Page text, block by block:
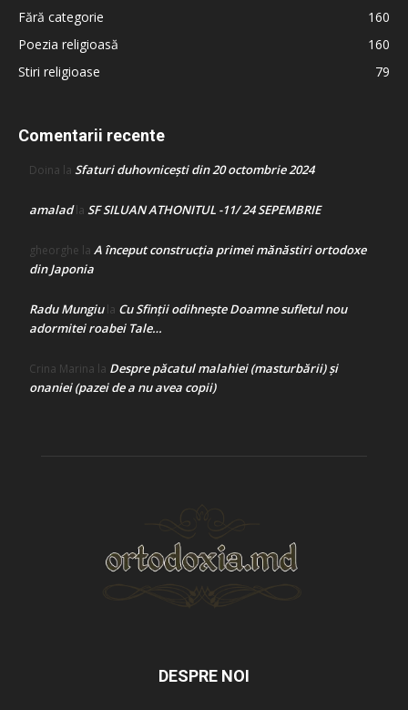
Fără categorie
160
Poezia religioasă
160
Stiri religioase
79
Comentarii recente
Doina la Sfaturi duhovnicești din 20 octombrie 2024
amaladla SF SILUAN ATHONITUL -11/ 24 SEPEMBRIE
gheorghe la A început construcţia primei mănăstiri ortodoxe
din Japonia
Radu Mungiula Cu Sfinții odihnește Doamne sufletul nou
adormitei roabei Tale…
Crina Marina la Despre păcatul malahiei (masturbării) şi
onaniei (pazei de a nu avea copii)
DESPRE NOI